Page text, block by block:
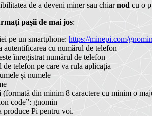
de a deveni miner sau chiarnod cu o
pașii de mai jos:
pe un smartphone: https://minepi.com/
autentificarea cu numărul de telefon
înregistrat numărul de telefon
telefon pe care va rula aplicația
și numele
(formată din minim 8 caractere cu minim o
code”: gnomin
produce Pi pentru voi.